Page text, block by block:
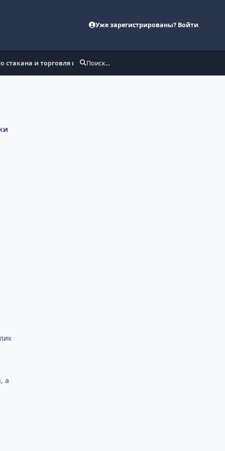
Уже зарегистрированы? Войти
и торговля в один клик
Поиск...
а